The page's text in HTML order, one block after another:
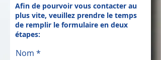
Afin de pourvoir vous contacter au
plus vite, veuillez prendre le temps
de remplir le formulaire en deux
étapes:
Nom